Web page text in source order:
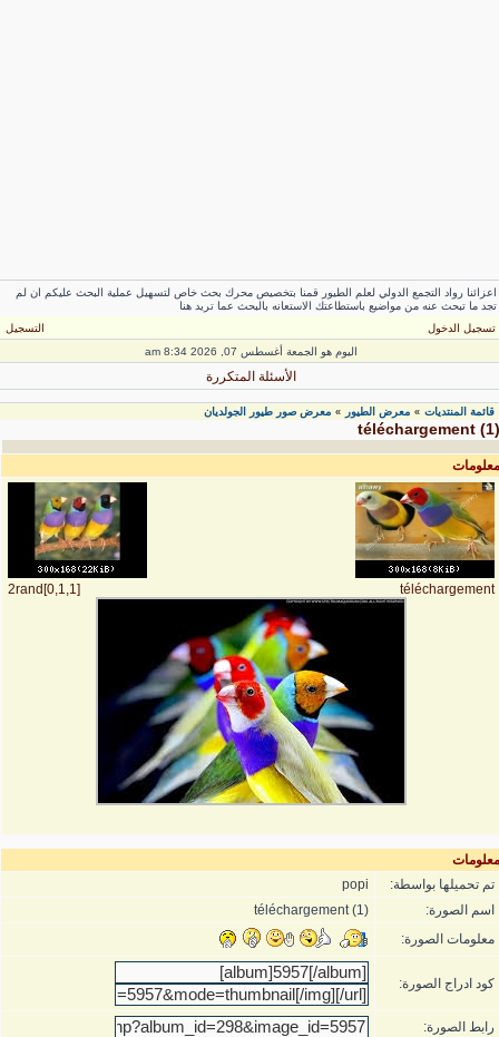
اعزائنا رواد التجمع الدولي لعلم الطيور قمنا بتخصيص محرك بحث خاص لتسهيل عملية البحث عليكم ان لم
تجد ما تبحث عنه من مواضيع باستطاعتك الاستعانه بالبحث عما تريد هنا
تسجيل الدخول
التسجيل
اليوم هو الجمعة أغسطس 07, 2026 8:34 am
الأسئلة المتكررة
قائمة المنتديات » معرض الطيور » معرض صور طيور الجولديان
téléchargement (1)
معلومات
2rand[0,1,1] téléchargement
معلومات
تم تحميلها بواسطة:
popi
اسم الصورة:
téléchargement (1)
معلومات الصورة:
كود ادراج الصورة:
رابط الصورة: